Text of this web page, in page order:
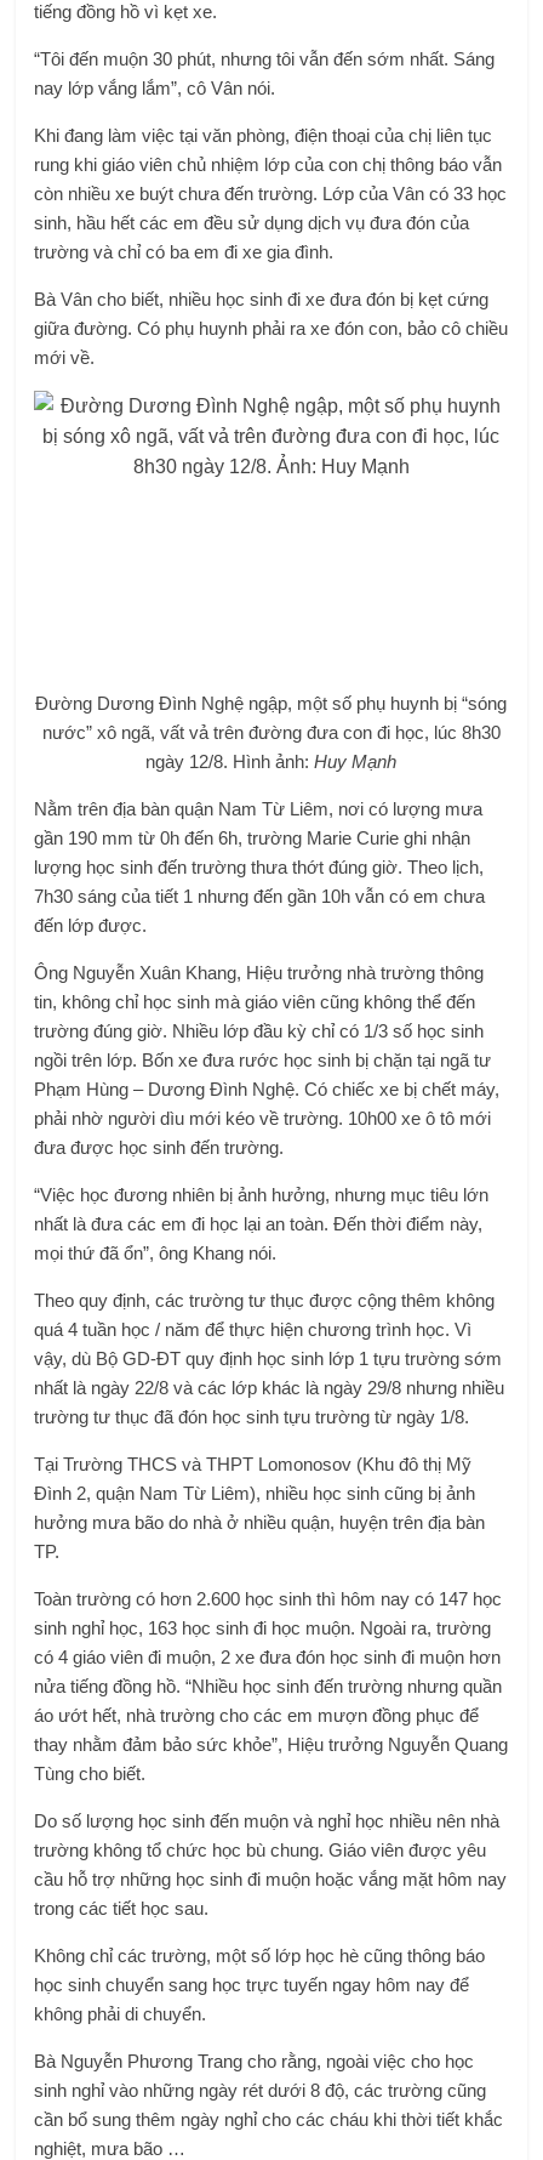
tiếng đồng hồ vì kẹt xe.
“Tôi đến muộn 30 phút, nhưng tôi vẫn đến sớm nhất. Sáng
nay lớp vắng lắm”, cô Vân nói.
Khi đang làm việc tại văn phòng, điện thoại của chị liên tục
rung khi giáo viên chủ nhiệm lớp của con chị thông báo vẫn
còn nhiều xe buýt chưa đến trường. Lớp của Vân có 33 học
sinh, hầu hết các em đều sử dụng dịch vụ đưa đón của
trường và chỉ có ba em đi xe gia đình.
Bà Vân cho biết, nhiều học sinh đi xe đưa đón bị kẹt cứng
giữa đường. Có phụ huynh phải ra xe đón con, bảo cô chiều
mới về.
Đường Dương Đình Nghệ ngập, một số phụ huynh bị “sóng
nước” xô ngã, vất vả trên đường đưa con đi học, lúc 8h30
ngày 12/8. Hình ảnh:Huy Mạnh
Nằm trên địa bàn quận Nam Từ Liêm, nơi có lượng mưa
gần 190 mm từ 0h đến 6h, trường Marie Curie ghi nhận
lượng học sinh đến trường thưa thớt đúng giờ. Theo lịch,
7h30 sáng của tiết 1 nhưng đến gần 10h vẫn có em chưa
đến lớp được.
Ông Nguyễn Xuân Khang, Hiệu trưởng nhà trường thông
tin, không chỉ học sinh mà giáo viên cũng không thể đến
trường đúng giờ. Nhiều lớp đầu kỳ chỉ có 1/3 số học sinh
ngồi trên lớp. Bốn xe đưa rước học sinh bị chặn tại ngã tư
Phạm Hùng – Dương Đình Nghệ. Có chiếc xe bị chết máy,
phải nhờ người dìu mới kéo về trường. 10h00 xe ô tô mới
đưa được học sinh đến trường.
“Việc học đương nhiên bị ảnh hưởng, nhưng mục tiêu lớn
nhất là đưa các em đi học lại an toàn. Đến thời điểm này,
mọi thứ đã ổn”, ông Khang nói.
Theo quy định, các trường tư thục được cộng thêm không
quá 4 tuần học / năm để thực hiện chương trình học. Vì
vậy, dù Bộ GD-ĐT quy định học sinh lớp 1 tựu trường sớm
nhất là ngày 22/8 và các lớp khác là ngày 29/8 nhưng nhiều
trường tư thục đã đón học sinh tựu trường từ ngày 1/8.
Tại Trường THCS và THPT Lomonosov (Khu đô thị Mỹ
Đình 2, quận Nam Từ Liêm), nhiều học sinh cũng bị ảnh
hưởng mưa bão do nhà ở nhiều quận, huyện trên địa bàn
TP.
Toàn trường có hơn 2.600 học sinh thì hôm nay có 147 học
sinh nghỉ học, 163 học sinh đi học muộn. Ngoài ra, trường
có 4 giáo viên đi muộn, 2 xe đưa đón học sinh đi muộn hơn
nửa tiếng đồng hồ. “Nhiều học sinh đến trường nhưng quần
áo ướt hết, nhà trường cho các em mượn đồng phục để
thay nhằm đảm bảo sức khỏe”, Hiệu trưởng Nguyễn Quang
Tùng cho biết.
Do số lượng học sinh đến muộn và nghỉ học nhiều nên nhà
trường không tổ chức học bù chung. Giáo viên được yêu
cầu hỗ trợ những học sinh đi muộn hoặc vắng mặt hôm nay
trong các tiết học sau.
Không chỉ các trường, một số lớp học hè cũng thông báo
học sinh chuyển sang học trực tuyến ngay hôm nay để
không phải di chuyển.
Bà Nguyễn Phương Trang cho rằng, ngoài việc cho học
sinh nghỉ vào những ngày rét dưới 8 độ, các trường cũng
cần bổ sung thêm ngày nghỉ cho các cháu khi thời tiết khắc
nghiệt, mưa bão …